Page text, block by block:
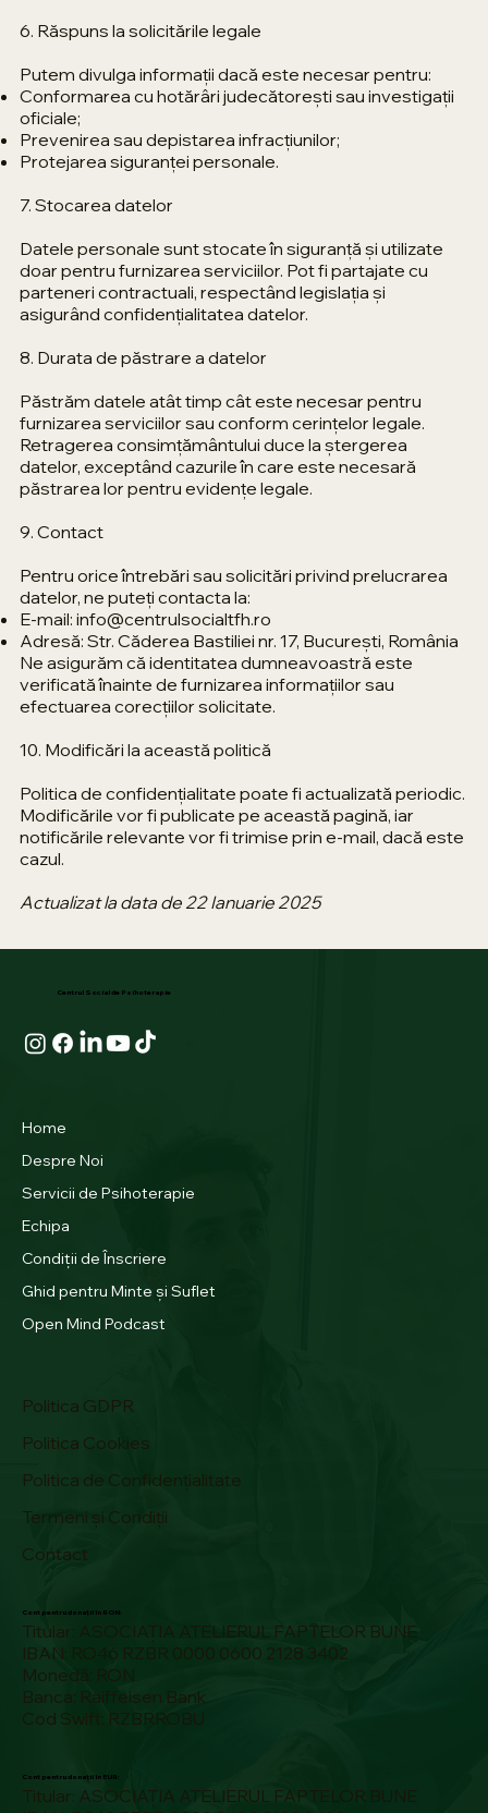
6. Răspuns la solicitările legale
Putem divulga informații dacă este necesar pentru:
Conformarea cu hotărâri judecătorești sau investigații
oficiale;
Prevenirea sau depistarea infracțiunilor;
Protejarea siguranței personale.
7. Stocarea datelor
Datele personale sunt stocate în siguranță și utilizate
doar pentru furnizarea serviciilor. Pot fi partajate cu
parteneri contractuali, respectând legislația și
asigurând confidențialitatea datelor.
8. Durata de păstrare a datelor
Păstrăm datele atât timp cât este necesar pentru
furnizarea serviciilor sau conform cerințelor legale.
Retragerea consimțământului duce la ștergerea
datelor, exceptând cazurile în care este necesară
păstrarea lor pentru evidențe legale.
9. Contact
Pentru orice întrebări sau solicitări privind prelucrarea
datelor, ne puteți contacta la:
E-mail: info@centrulsocialtfh.ro
Adresă: Str. Căderea Bastiliei nr. 17, București, România
Ne asigurăm că identitatea dumneavoastră este
verificată înainte de furnizarea informațiilor sau
efectuarea corecțiilor solicitate.
10. Modificări la această politică
Politica de confidențialitate poate fi actualizată periodic.
Modificările vor fi publicate pe această pagină, iar
notificările relevante vor fi trimise prin e-mail, dacă este
cazul.
Actualizat la data de 22 Ianuarie 2025
Centrul Social de Psihoterapie
Home
Despre Noi
Servicii de Psihoterapie
Echipa
Condiții de Înscriere
Ghid pentru Minte și Suflet
Open Mind Podcast
Politica GDPR
Politica Cookies
Politica de Confidențialitate
Termeni și Condiții
Contact
Cont pentru donații în RON:
Titular: ASOCIAȚIA ATELIERUL FAPTELOR BUNE
IBAN: RO46 RZBR 0000 0600 2128 3402
Monedă: RON
Banca: Raiffeisen Bank
Cod Swift: RZBRROBU
Cont pentru donații în EUR:
Titular: ASOCIAȚIA ATELIERUL FAPTELOR BUNE